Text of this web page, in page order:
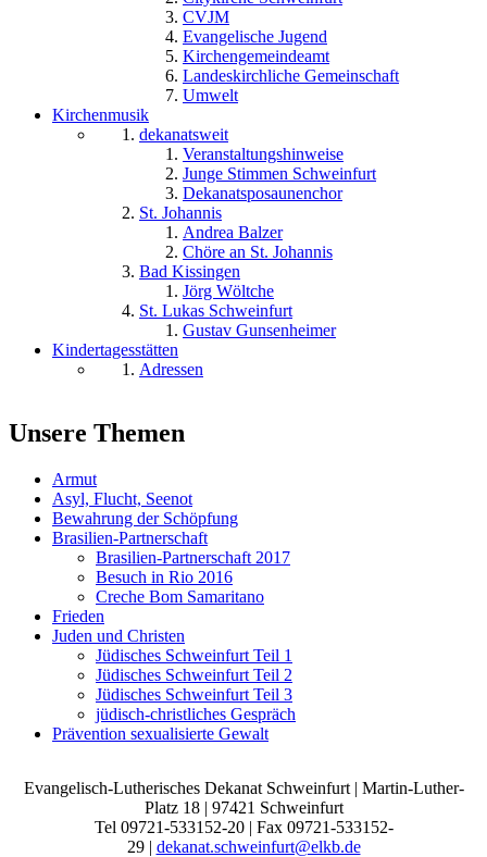
CVJM
Evangelische Jugend
Kirchengemeindeamt
Landeskirchliche Gemeinschaft
Umwelt
Kirchenmusik
dekanatsweit
Veranstaltungshinweise
Junge Stimmen Schweinfurt
Dekanatsposaunenchor
St. Johannis
Andrea Balzer
Chöre an St. Johannis
Bad Kissingen
Jörg Wöltche
St. Lukas Schweinfurt
Gustav Gunsenheimer
Kindertagesstätten
Adressen
Unsere Themen
Armut
Asyl, Flucht, Seenot
Bewahrung der Schöpfung
Brasilien-Partnerschaft
Brasilien-Partnerschaft 2017
Besuch in Rio 2016
Creche Bom Samaritano
Frieden
Juden und Christen
Jüdisches Schweinfurt Teil 1
Jüdisches Schweinfurt Teil 2
Jüdisches Schweinfurt Teil 3
jüdisch-christliches Gespräch
Prävention sexualisierte Gewalt
Evangelisch-Lutherisches Dekanat Schweinfurt | Martin-Luther-
Platz 18 | 97421 Schweinfurt
Tel 09721-533152-20 | Fax 09721-533152-
29 | dekanat.schweinfurt@elkb.de